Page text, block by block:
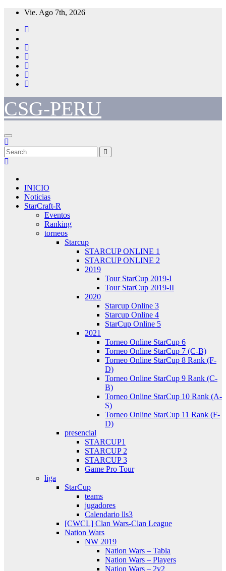
Skip
content
Vie. Ago 7th, 2026
CSG-PERU
INICIO
Noticias
StarCraft-R
Eventos
Ranking
torneos
Starcup
STARCUP ONLINE 1
STARCUP ONLINE 2
2019
Tour StarCup 2019-I
Tour StarCup 2019-II
2020
Starcup Online 3
Starcup Online 4
StarCup Online 5
2021
Torneo Online StarCup 6
Torneo Online StarCup 7 (C-B)
Torneo Online StarCup 8 Rank (F-
D)
Torneo Online StarCup 9 Rank (C-
B)
Torneo Online StarCup 10 Rank (A-
S)
Torneo Online StarCup 11 Rank (F-
D)
presencial
STARCUP1
STARCUP 2
STARCUP 3
Game Pro Tour
liga
StarCup
teams
jugadores
Calendario lls3
[CWCL] Clan Wars-Clan League
Nation Wars
NW 2019
Nation Wars – Tabla
Nation Wars – Players
Nation Wars – 2v2